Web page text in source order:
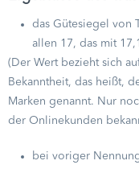
das Gütesiegel von
allen 17, das mit
(Der Wert bezieht sich
Bekanntheit, das heißt,
Marken genannt. Nur
der Onlinekunden
bei voriger